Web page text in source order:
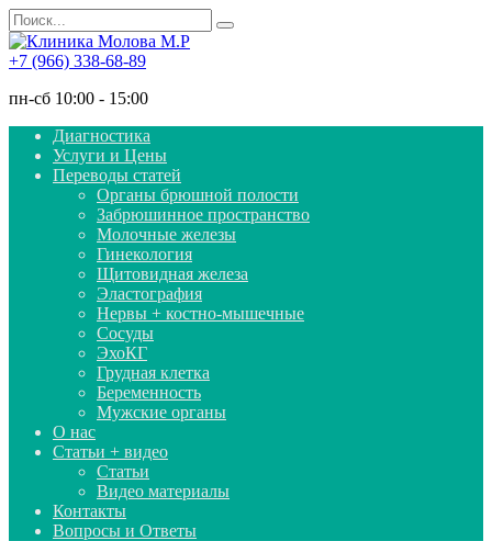
Перейти
к
содержанию
Search
for:
+7 (966) 338-68-89
пн-сб 10:00 - 15:00
Диагностика
Услуги и Цены
Переводы статей
Органы брюшной полости
Забрюшинное пространство
Молочные железы
Гинекология
Щитовидная железа
Эластография
Нервы + костно-мышечные
Сосуды
ЭхоКГ
Грудная клетка
Беременность
Мужские органы
О нас
Статьи + видео
Статьи
Видео материалы
Контакты
Вопросы и Ответы